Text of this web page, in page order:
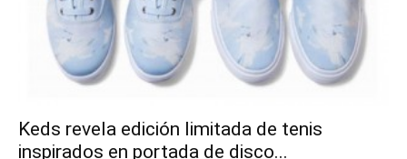
Keds revela edición limitada de tenis
inspirados en portada de disco...